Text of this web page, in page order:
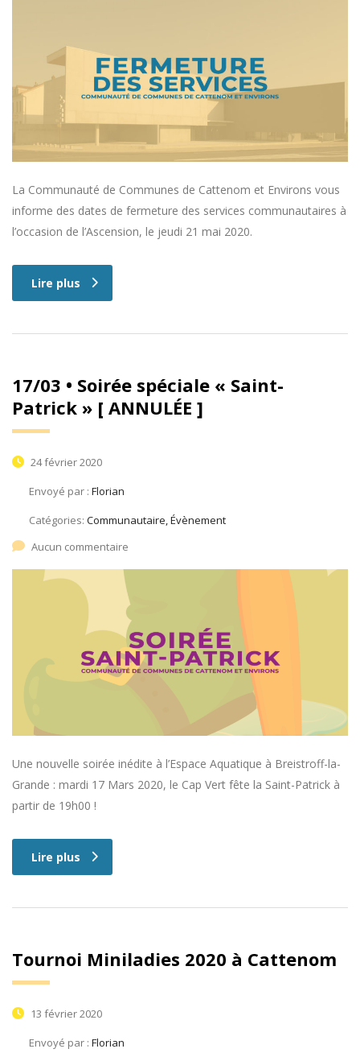
La Communauté de Communes de Cattenom et Environs vous
informe des dates de fermeture des services communautaires à
l’occasion de l’Ascension, le jeudi 21 mai 2020.
Lire plus
17/03 • Soirée spéciale « Saint-
Patrick » [ ANNULÉE ]
24 février 2020
Envoyé par : Florian
Catégories: Communautaire, Évènement
Aucun commentaire
Une nouvelle soirée inédite à l’Espace Aquatique à Breistroff-la-
Grande : mardi 17 Mars 2020, le Cap Vert fête la Saint-Patrick à
partir de 19h00 !
Lire plus
Tournoi Miniladies 2020 à Cattenom
13 février 2020
Envoyé par : Florian